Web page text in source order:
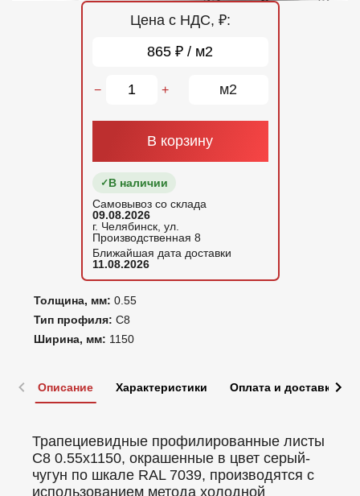
Толщина, мм: 0.55
Тип профиля: С8
Ширина, мм: 1150
Цена с НДС, ₽:
865 ₽ / м2
− + м2
В корзину
В наличии
Самовывоз со склада
09.08.2026
г. Челябинск, ул.
Производственная 8
Ближайшая дата доставки
11.08.2026
Описание Характеристики Оплата и доставка
Трапециевидные профилированные листы
C8 0.55x1150, окрашенные в цвет серый-
чугун по шкале RAL 7039, производятся с
использованием метода холодной